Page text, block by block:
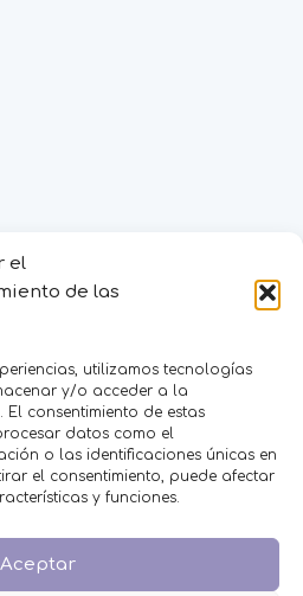
el
de las
utilizamos tecnologías
y/o acceder a la
consentimiento de estas
datos como el
o las identificaciones únicas en
el consentimiento, puede afectar
y funciones.
Aceptar